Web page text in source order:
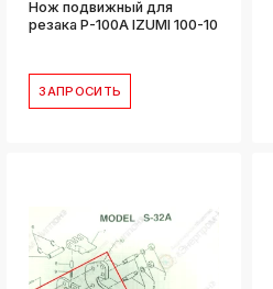
Нож подвижный для
резака P-100A IZUMI 100-10
ЗАПРОСИТЬ